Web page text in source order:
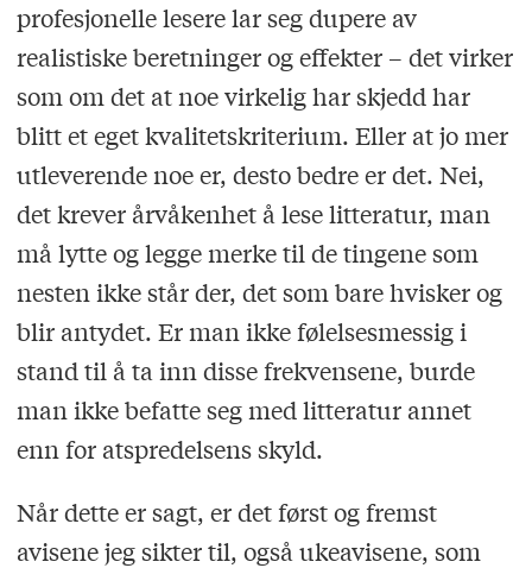
profesjonelle lesere lar seg dupere av
realistiske beretninger og effekter – det virker
som om det at noe virkelig har skjedd har
blitt et eget kvalitetskriterium. Eller at jo mer
utleverende noe er, desto bedre er det. Nei,
det krever årvåkenhet å lese litteratur, man
må lytte og legge merke til de tingene som
nesten ikke står der, det som bare hvisker og
blir antydet. Er man ikke følelsesmessig i
stand til å ta inn disse frekvensene, burde
man ikke befatte seg med litteratur annet
enn for atspredelsens skyld.
Når dette er sagt, er det først og fremst
avisene jeg sikter til, også ukeavisene, som